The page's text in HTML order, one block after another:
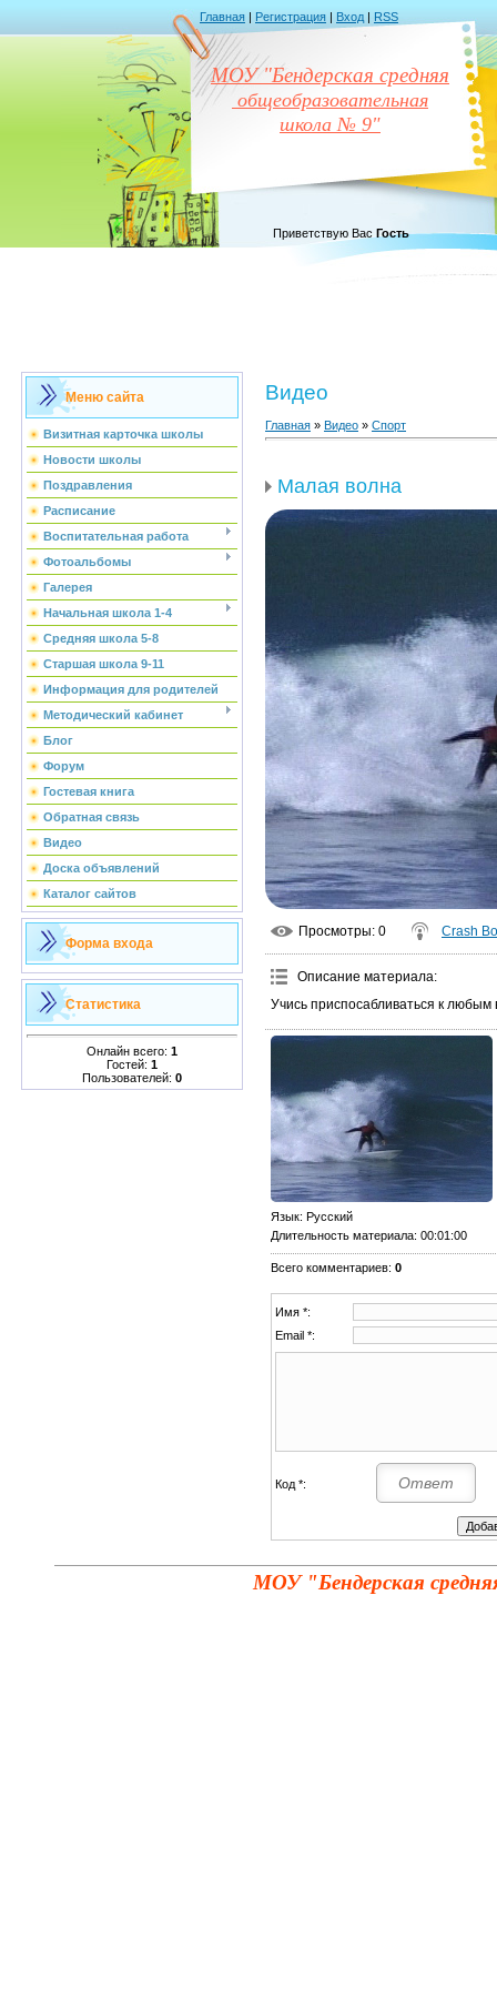
Главная | Регистрация | Вход | RSS
МОУ "Бендерская средняя
общеобразовательная
школа № 9"
Приветствую Вас Гость
Меню сайта
Визитная карточка школы
Новости школы
Поздравления
Расписание
Воспитательная работа
Фотоальбомы
Галерея
Начальная школа 1-4
Средняя школа 5-8
Старшая школа 9-11
Информация для родителей
Методический кабинет
Блог
Форум
Гостевая книга
Обратная связь
Видео
Доска объявлений
Каталог сайтов
Форма входа
Статистика
Онлайн всего: 1
Гостей: 1
Пользователей: 0
Видео
Главная » Видео » Спорт
Малая волна
Просмотры: 0 Crash
Описание материала:
Учись приспосабливаться к любым
Язык: Русский
Длительность материала: 00:01:00
Всего комментариев: 0
Имя *:
Email *:
Код *:
МОУ "Бендерская